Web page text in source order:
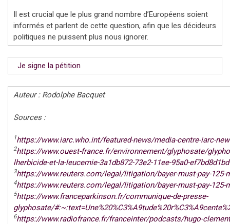
Il est crucial que le plus grand nombre d’Européens soient
informés et parlent de cette question, afin que les décideurs
politiques ne puissent plus nous ignorer.
Je signe la pétition
Auteur : Rodolphe Bacquet
Sources :
1https://www.iarc.who.int/featured-news/media-centre-iarc-
2https://www.ouest-france.fr/environnement/glyphosate/
lherbicide-et-la-leucemie-3a1db872-73e2-11ee-95a0-
3https://www.reuters.com/legal/litigation/bayer-must-pay-125-
4https://www.reuters.com/legal/litigation/bayer-must-pay-125-
5https://www.franceparkinson.fr/communique-de-presse-
glyphosate/
6https://www.radiofrance.fr/franceinter/podcasts/hugo-